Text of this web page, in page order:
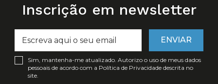
Inscrição em newsletter
ENVIAR
Sim, mantenha-me atualizado. Autorizo o uso de meus dados
pessoais de acordo com a Política de Privacidade descrita no
site.